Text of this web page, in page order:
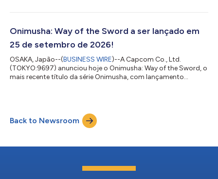
de armas e outros itens para sobreviver a situações
apaixonada, as vendas acumuladas do jogo desde o
lançamento do primeiro título desta série prin...
Onimusha: Way of the Sword a ser lançado em
25 de setembro de 2026!
OSAKA, Japão--(BUSINESS WIRE)--A Capcom Co., Ltd.
(TOKYO:9697) anunciou hoje o Onimusha: Way of the Sword, o
mais recente título da série Onimusha, com lançamento
inspiração japonesa. Traz Miyamoto Musashi como
protagonista e se passa na Quioto da era Edo que foi
corrompida pelas malévolas nuvens de Malice. A Capcom está
Back to Newsroom